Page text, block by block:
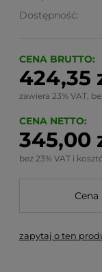
Dostępność:
CENA BRUTTO:
424,35
zawiera 23% VAT,
CENA NETTO:
345,00
bez 23% VAT i
zapytaj o ten